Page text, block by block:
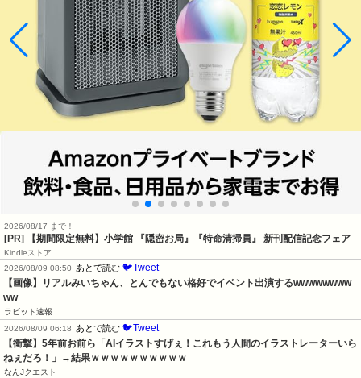
2026/08/17 まで！
[PR] 【期間限定無料】小学館 『隠密お局』『特命清掃員』 新刊配信記念フェア
Kindleストア
2026/08/09 08:50
あとで読む 🐦Tweet
【画像】リアルみいちゃん、とんでもない格好でイベント出演するwwwwwwww
ww
ラビット速報
2026/08/09 06:18
あとで読む 🐦Tweet
【衝撃】5年前お前ら「AIイラストすげぇ！これもう人間のイラストレーターいら
ねぇだろ！」→結果ｗｗｗｗｗｗｗｗｗｗ
なんJクエスト